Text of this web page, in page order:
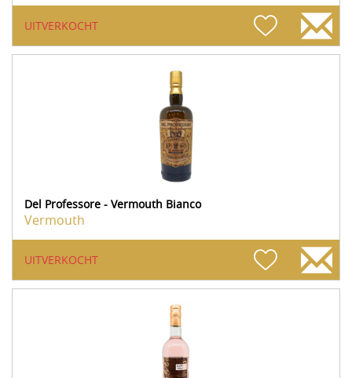
UITVERKOCHT
Del Professore - Vermouth Bianco
Vermouth
UITVERKOCHT